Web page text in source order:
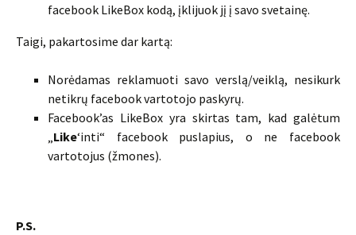
facebook LikeBox kodą, įklijuok jį į savo svetainę.
Taigi, pakartosime dar kartą:
Norėdamas reklamuoti savo verslą/veiklą, nesikurk
netikrų facebook vartotojo paskyrų.
Facebook’as LikeBox yra skirtas tam, kad galėtum
„Like‘inti“ facebook puslapius, o ne facebook
vartotojus (žmones).
P.S.